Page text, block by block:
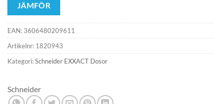
JÄMFÖR
EAN: 3606480209611
Artikelnr: 1820943
Kategori:Schneider EXXACT Dosor
Schneider